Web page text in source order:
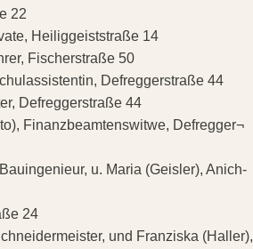
22
Heiliggeiststraße 14
Fischerstraße 50
Defreggerstraße 44
Defreggerstraße 44
Finanzbeamtenswitwe, Defregger¬
u. Maria (Geisler), Anich-
24
und Franziska (Haller),